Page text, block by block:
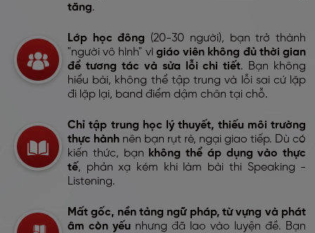
tăng.
Lớp học đông (20-30 người), bạn trở thành
"người vô hình" vì giáo viên không đủ thời gian
để tương tác và sửa lỗi chi tiết. Bạn không
hiểu bài, không thể tập trung và lỗi sai cứ lặp
đi lặp lại, band điểm dậm chân tại chỗ.
Chỉ tập trung học lý thuyết, thiếu môi trường
thực hành nên bạn rụt rè, ngại giao tiếp. Dù có
kiến thức, bạn không thể áp dụng vào thực
tế, phản xạ kém khi làm bài thi Speaking -
Listening.
Mất gốc, nền tảng ngữ pháp, từ vựng và phát
âm còn yếu nhưng đã lao vào luyện đề. Bạn